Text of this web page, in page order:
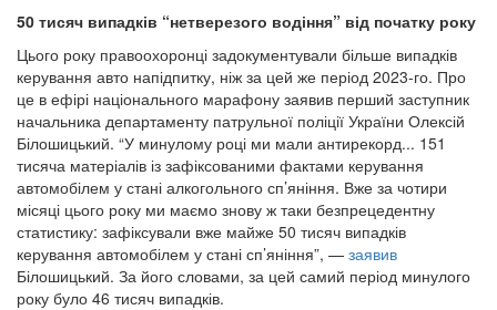
50 тисяч випадків “нетверезого водіння” від початку року
Цього року правоохоронці задокументували більше випадків
керування авто напідпитку, ніж за цей же період 2023-го. Про
це в ефірі національного марафону заявив перший заступник
начальника департаменту патрульної поліції України Олексій
Білошицький. “У минулому році ми мали антирекорд... 151
тисяча матеріалів із зафіксованими фактами керування
автомобілем у стані алкогольного сп’яніння. Вже за чотири
місяці цього року ми маємо знову ж таки безпрецедентну
статистику: зафіксували вже майже 50 тисяч випадків
керування автомобілем у стані сп’яніння”, — заявив
Білошицький. За його словами, за цей самий період минулого
року було 46 тисяч випадків.